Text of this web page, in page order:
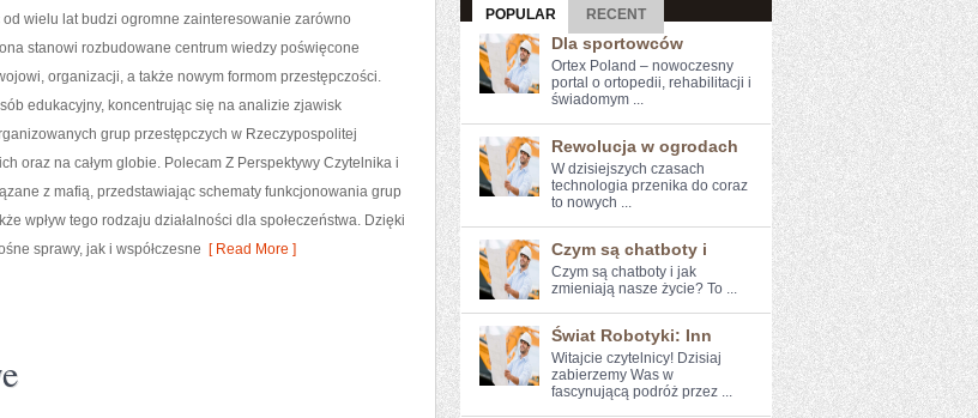
wielu lat budzi ogromne zainteresowanie zarówno
stanowi rozbudowane centrum wiedzy poświęcone
organizacji, a także nowym formom przestępczości.
edukacyjny, koncentrując się na analizie zjawisk
grup przestępczych w Rzeczypospolitej
oraz na całym globie. Polecam Z Perspektywy Czytelnika i
z mafią, przedstawiając schematy funkcjonowania grup
wpływ tego rodzaju działalności dla społeczeństwa. Dzięki
sprawy, jak i współczesne [ Read More ]
POPULAR RECENT
Dla sportowców
Ortex Poland – nowoczesny
portal o ortopedii, rehabilitacji i
świadomym ...
Rewolucja w ogrodach
W dzisiejszych ‍czasach
technologia przenika do coraz​
to nowych ...
Czym są chatboty i
Czym są chatboty i ​jak
zmieniają nasze życie? To ...
Świat Robotyki: Inn
Witajcie czytelnicy! Dzisiaj
zabierzemy Was w
fascynującą ⁤podróż ​przez ...